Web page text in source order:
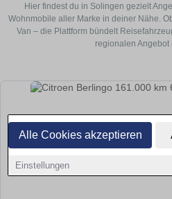
Alle Cookies akzeptieren
Einstellungen
Hier findest du in Solingen gezielt
Wohnmobile aller Marke in deiner Nähe.
Van – die Plattform bündelt
regionalen Angebot